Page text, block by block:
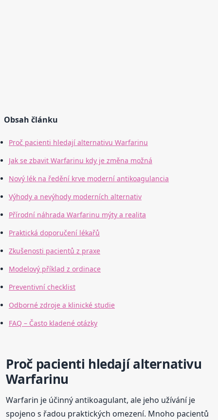
Obsah článku
Proč pacienti hledají alternativu Warfarinu
Jak se zbavit Warfarinu kdy je změna možná
Nový lék na ředění krve moderní antikoagulancia
Výhody a nevýhody moderních alternativ
Přírodní náhrada Warfarinu mýty a realita
Praktická doporučení lékařů
Zkušenosti pacientů z praxe
Modelový příklad z ordinace
Preventivní checklist
Odborné zdroje a klinické studie
FAQ – Často kladené otázky
Proč pacienti hledají alternativu
Warfarinu
Warfarin je účinný antikoagulant, ale jeho užívání je
spojeno s řadou praktických omezení. Mnoho pacientů